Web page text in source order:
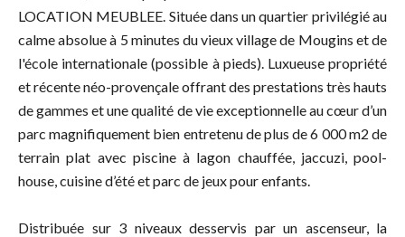
LOCATION MEUBLEE. Située dans un quartier privilégié au
calme absolue à 5 minutes du vieux village de Mougins et de
l'école internationale (possible à pieds). Luxueuse propriété
et récente néo-provençale offrant des prestations très hauts
de gammes et une qualité de vie exceptionnelle au cœur d’un
parc magnifiquement bien entretenu de plus de 6 000 m2 de
terrain plat avec piscine à lagon chauffée, jaccuzi, pool-
house, cuisine d’été et parc de jeux pour enfants.
Distribuée sur 3 niveaux desservis par un ascenseur, la